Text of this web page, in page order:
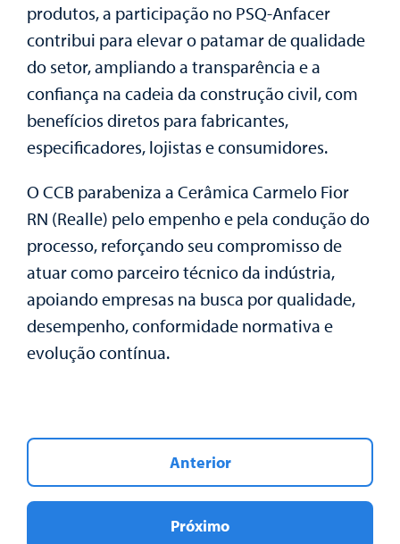
produtos, a participação no PSQ-Anfacer
contribui para elevar o patamar de qualidade
do setor, ampliando a transparência e a
confiança na cadeia da construção civil, com
benefícios diretos para fabricantes,
especificadores, lojistas e consumidores.
O CCB parabeniza a Cerâmica Carmelo Fior
RN (Realle) pelo empenho e pela condução do
processo, reforçando seu compromisso de
atuar como parceiro técnico da indústria,
apoiando empresas na busca porqualidade,
desempenho, conformidade normativa e
evolução contínua.
Anterior
Próximo